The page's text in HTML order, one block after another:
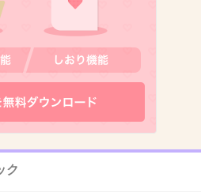
見ればわかるｗｗｗ
ク